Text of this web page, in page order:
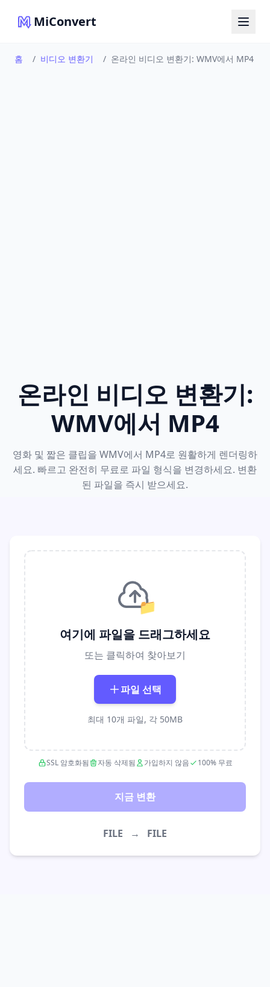
MiConvert
홈 / 비디오 변환기 / 온라인 비디오 변환기: WMV에서 MP4
온라인 비디오 변환기:
WMV에서 MP4
영화 및 짧은 클립을 WMV에서 MP4로 원활하게 렌더링하
세요. 빠르고 완전히 무료로 파일 형식을 변경하세요. 변환
된 파일을 즉시 받으세요.
📁
여기에 파일을 드래그하세요
또는 클릭하여 찾아보기
파일 선택
최대 10개 파일, 각 50MB
SSL 암호화됨 자동 삭제됨 가입하지 않음 100% 무료
지금 변환
FILE → FILE